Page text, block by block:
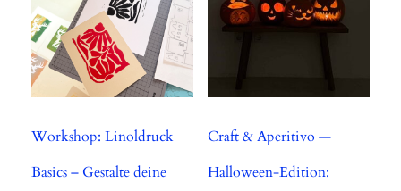
Die
Optionen
können
auf
Produktseite
Workshop: Linoldruck
Basics – Gestalte deine
Craft & Aperitivo —
Halloween-Edition: